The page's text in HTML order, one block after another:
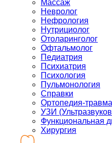
Массаж
Невролог
Нефрология
Нутрициолог
Отоларинголог
Офтальмолог
Педиатрия
Психиатрия
Психология
Пульмонология
Справки
Ортопедия-
УЗИ
Функциональная
Хирургия